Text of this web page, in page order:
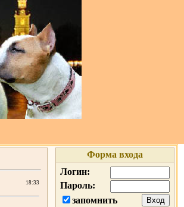
18:33
Форма входа
Логин:
Пароль:
запомнить